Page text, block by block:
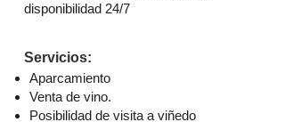
disponibilidad 24/7
Servicios:
Aparcamiento
Venta de vino.
Posibilidad de visita a viñedo